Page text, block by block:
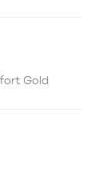
Gold